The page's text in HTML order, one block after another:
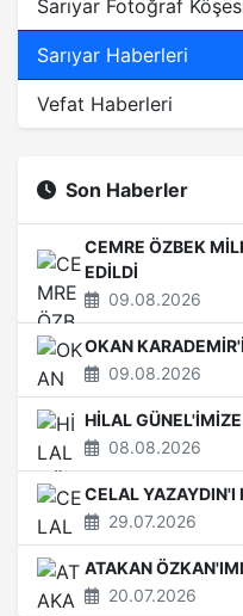
Sarıyar Fotoğraf
Sarıyar Haberleri
Vefat Haberleri
Son Haberler
CEMRE ÖZBEK
EDİLDİ
09.08.2026
OKAN
09.08.2026
HİLAL
08.08.2026
CELAL YAZAYDIN'I
29.07.2026
ATAKAN
20.07.2026